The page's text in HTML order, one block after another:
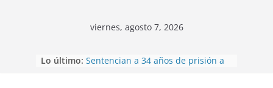
viernes, agosto 7, 2026
Lo último: Sentencian a 34 años de prisión a